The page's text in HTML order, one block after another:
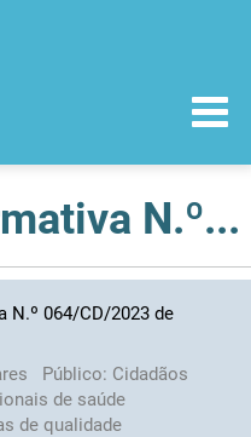
Circular Informativa N.º 064/CD/2023 de 07/07/2023
N.º 064/CD/2023 de
Público: Cidadãos
de saúde
de qualidade